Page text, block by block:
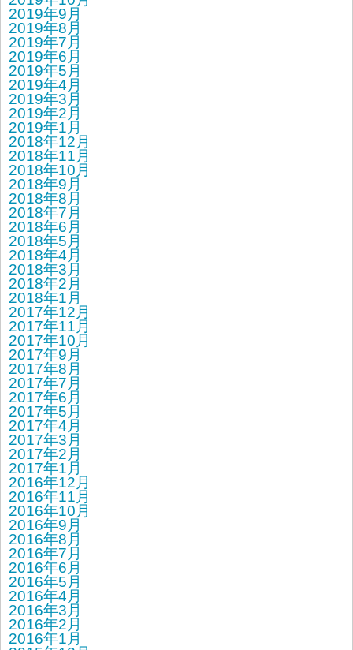
2019年9月
2019年8月
2019年7月
2019年6月
2019年5月
2019年4月
2019年3月
2019年2月
2019年1月
2018年12月
2018年11月
2018年10月
2018年9月
2018年8月
2018年7月
2018年6月
2018年5月
2018年4月
2018年3月
2018年2月
2018年1月
2017年12月
2017年11月
2017年10月
2017年9月
2017年8月
2017年7月
2017年6月
2017年5月
2017年4月
2017年3月
2017年2月
2017年1月
2016年12月
2016年11月
2016年10月
2016年9月
2016年8月
2016年7月
2016年6月
2016年5月
2016年4月
2016年3月
2016年2月
2016年1月